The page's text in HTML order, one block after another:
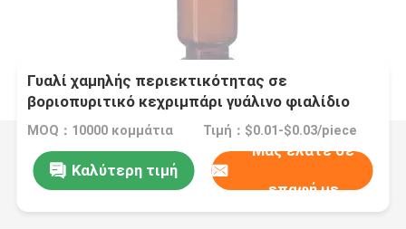
Γυαλί χαμηλής περιεκτικότητας σε
βοριοπυριτικό κεχριμπάρι γυάλινο φιαλίδιο
5ml για φαρμακευτική υγρή ιατρική χρήση
MOQ：10000 κομμάτια Τιμή：$0.01-$0.03/piece
Καλύτερη τιμή
Μας ελάτε σε
επαφή με